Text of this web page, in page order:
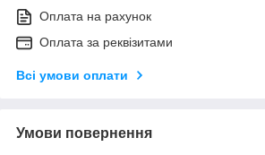
Оплата на рахунок
Оплата за реквізитами
Всі умови оплати
Умови повернення